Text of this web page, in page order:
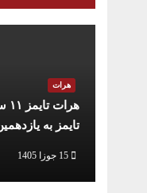
هرات
تایمز به
15 جوزا 1405